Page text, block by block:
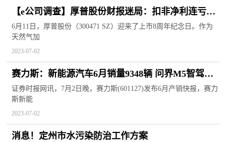
【e公司调查】厚普股份财报迷局：扣非净利连亏五
年，多项资产减值计提存疑
6月11日，厚普股份（300471 SZ）迎来了上市8周年纪念日。作为
天然气加
2023-07-02
赛力斯：新能源汽车6月销量9348辆 问界M5智驾版
开启全国交付
证券时报网讯，7月2日晚，赛力斯(601127)发布6月产销快报，赛力
斯新能
2023-07-02
消息！定州市水污染防治工作方案